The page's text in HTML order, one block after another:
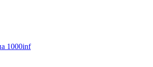
1000inf